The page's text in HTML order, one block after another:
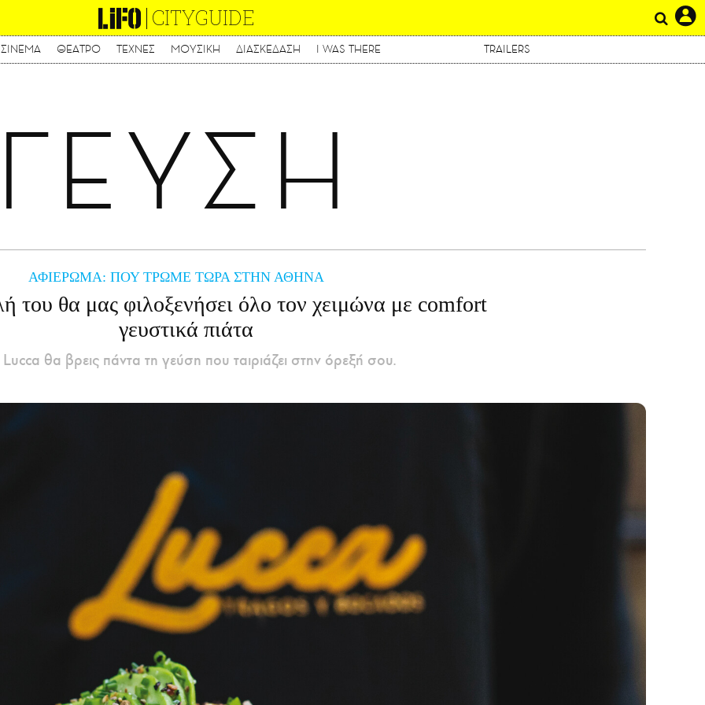
CITYGUIDE
ΣΙΝΕΜΑ ΘΕΑΤΡΟ ΤΕΧΝΕΣ ΜΟΥΣΙΚΗ ΔΙΑΣΚΕΔΑΣΗ I WAS THERE TRAILERS
ΑΦΙΕΡΩΜΑ: ΠΟΥ ΤΡΩΜΕ ΤΩΡΑ ΣΤΗΝ ΑΘΗΝΑ
του θα μας φιλοξενήσει όλο τον χειμώνα με comfort
γευστικά πιάτα
θα βρεις πάντα τη γεύση που ταιριάζει στην όρεξή σου.